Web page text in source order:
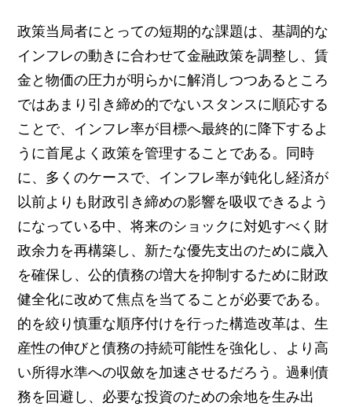
政策当局者にとっての短期的な課題は、基調的な
インフレの動きに合わせて金融政策を調整し、賃
金と物価の圧力が明らかに解消しつつあるところ
ではあまり引き締め的でないスタンスに順応する
ことで、インフレ率が目標へ最終的に降下するよ
うに首尾よく政策を管理することである。同時
に、多くのケースで、インフレ率が鈍化し経済が
以前よりも財政引き締めの影響を吸収できるよう
になっている中、将来のショックに対処すべく財
政余力を再構築し、新たな優先支出のために歳入
を確保し、公的債務の増大を抑制するために財政
健全化に改めて焦点を当てることが必要である。
的を絞り慎重な順序付けを行った構造改革は、生
産性の伸びと債務の持続可能性を強化し、より高
い所得水準への収斂を加速させるだろう。過剰債
務を回避し、必要な投資のための余地を生み出